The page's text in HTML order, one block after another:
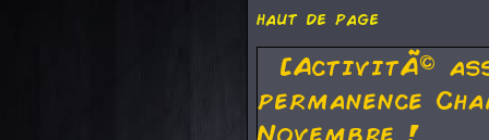
haut de page
[ActivitÃ©
permanence
Novembre !